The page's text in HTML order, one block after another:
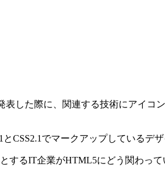
した際に、関連する技術にアイコ
CSS2.1でマークアップしているデ
るIT企業がHTML5にどう関わっ